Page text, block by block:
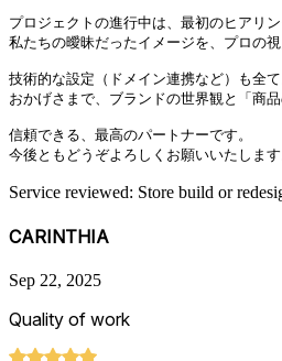
プロジェクトの進行中は、最初のヒアリ
私たちの曖昧だったイメージを、プロの
技術的な設定（ドメイン連携など）も全
おかげさまで、ブランドの世界観と「商
信頼できる、最高のパートナーです。
今後ともどうぞよろしくお願いいたします
Service reviewed: Store build or
CARINTHIA
Sep 22, 2025
Quality of work